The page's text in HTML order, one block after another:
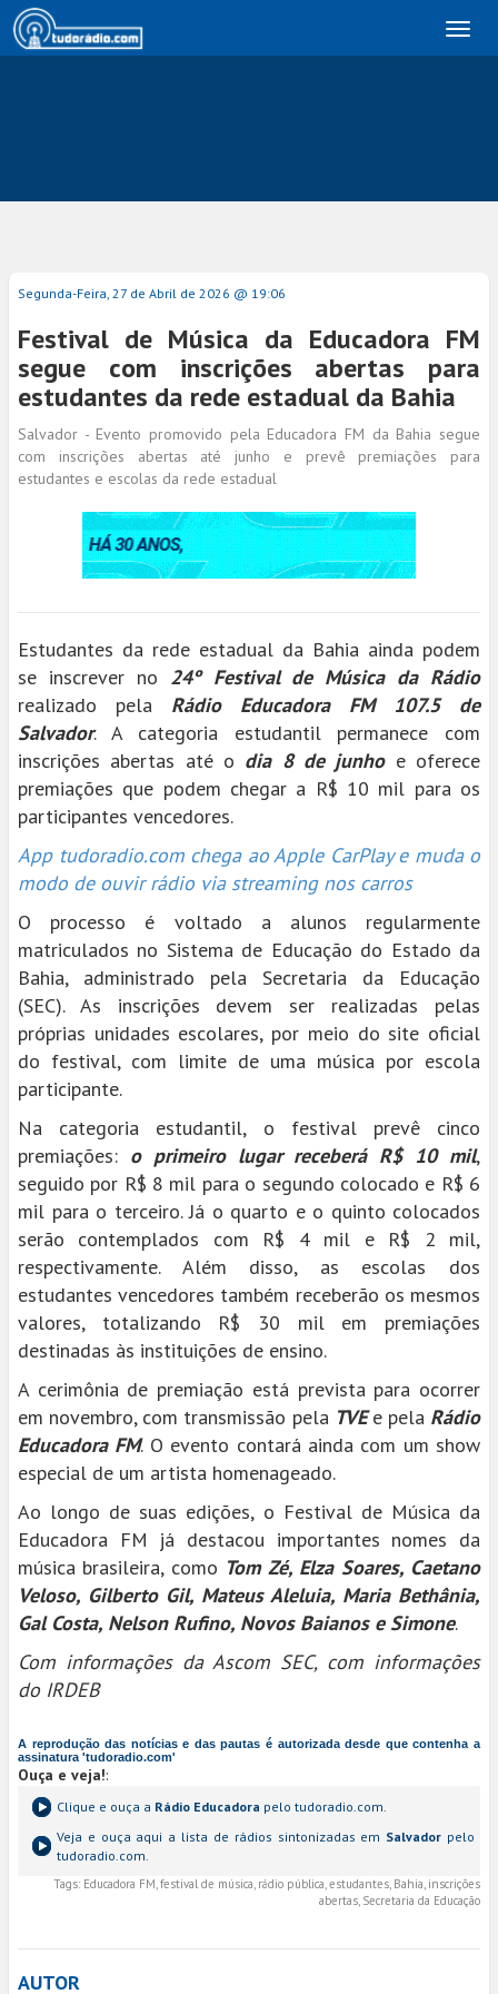
Segunda-Feira, 27 de Abril de 2026 @ 19:06
Festival de Música da Educadora FM
segue com inscrições abertas para
estudantes da rede estadual da Bahia
Salvador - Evento promovido pela Educadora FM da Bahia segue
com inscrições abertas até junho e prevê premiações para
estudantes e escolas da rede estadual
Estudantes da rede estadual da Bahia ainda podem
se inscrever no 24º Festival de Música da Rádio
realizado pela Rádio Educadora FM 107.5 de
Salvador. A categoria estudantil permanece com
inscrições abertas até o dia 8 de junhoe oferece
premiações que podem chegar a R$ 10 mil para os
participantes vencedores.
App tudoradio.com chega ao Apple CarPlay e muda o
modo de ouvir rádio via streaming nos carros
O processo é voltado a alunos regularmente
matriculados no Sistema de Educação do Estado da
Bahia, administrado pela Secretaria da Educação
(SEC). As inscrições devem ser realizadas pelas
próprias unidades escolares, por meio do site oficial
do festival, com limite de uma música por escola
participante.
Na categoria estudantil, o festival prevê cinco
premiações: o primeiro lugar receberá R$ 10 mil,
seguido por R$ 8 mil para o segundo colocado e R$ 6
mil para o terceiro. Já o quarto e o quinto colocados
serão contemplados com R$ 4 mil e R$ 2 mil,
respectivamente. Além disso, as escolas dos
estudantes vencedores também receberão os mesmos
valores, totalizando R$ 30 mil em premiações
destinadas às instituições de ensino.
A cerimônia de premiação está prevista para ocorrer
em novembro, com transmissão pela TVEe pela Rádio
Educadora FM. O evento contará ainda com um show
especial de um artista homenageado.
Ao longo de suas edições, o Festival de Música da
Educadora FM já destacou importantes nomes da
música brasileira, como Tom Zé, Elza Soares, Caetano
Veloso, Gilberto Gil, Mateus Aleluia, Maria Bethânia,
Gal Costa, Nelson Rufino, Novos Baianos e Simone.
Com informações da Ascom SEC, com informações
do IRDEB
A reprodução das notícias e das pautas é autorizada desde que contenha a
assinatura 'tudoradio.com'
Ouça e veja!:
Clique e ouça a Rádio Educadora pelo tudoradio.com.
Veja e ouça aqui a lista de rádios sintonizadas em Salvador pelo
tudoradio.com.
Tags: Educadora FM, festival de música, rádio pública, estudantes, Bahia, inscrições
abertas, Secretaria da Educação
AUTOR